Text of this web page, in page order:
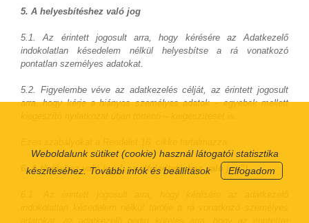
Weboldalunk sütiket (cookie) használ látogatói statisztika
készítéséhez.
További infók és beállítások Elfogadom
5. A helyesbítéshez való jog
5.1. Az érintett jogosult arra, hogy kérésére az Adatkezelő
indokolatlan késedelem nélkül helyesbítse a rá vonatkozó
pontatlan személyes adatokat.
5.2. Figyelembe véve az adatkezelés célját, az érintett jogosult
arra, hogy kérje a hiányos személyes adatok – egyebek mellett
6. A törléshez való jog („az elfeledtetéshez való jog”)